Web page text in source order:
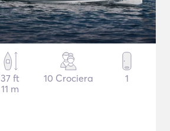
37 ft
11 m
10 Crociera 1